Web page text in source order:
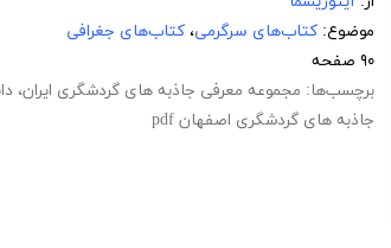
موضوع: کتاب‌های سرگرمی، کتاب‌های جغرافی
۹۰ صفحه
برچسب‌ها: مجموعه معرفی جاذبه های گردشگری ایران،
جاذبه های گردشگری اصفهان pdf